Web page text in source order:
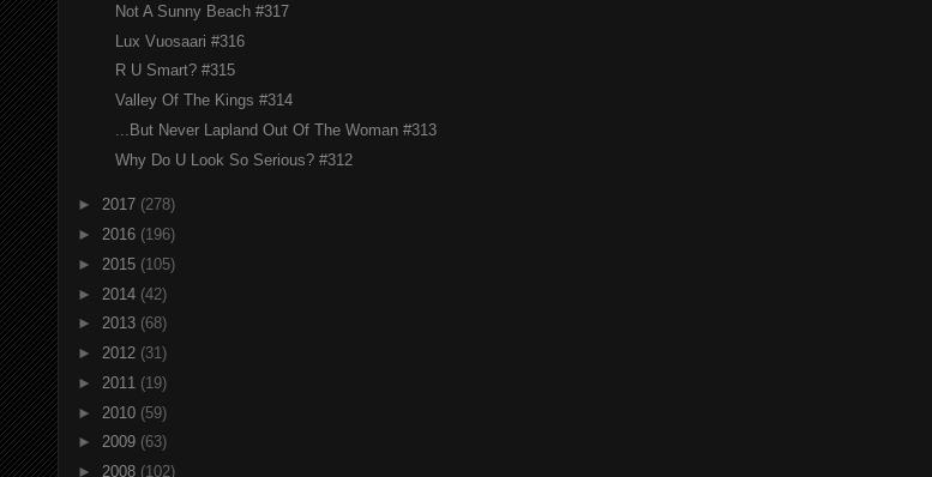
Not A Sunny Beach #317
Lux Vuosaari #316
R U Smart? #315
Valley Of The Kings #314
...But Never Lapland Out Of The Woman #313
Why Do U Look So Serious? #312
► 2017 (278)
► 2016 (196)
► 2015 (105)
► 2014 (42)
► 2013 (68)
► 2012 (31)
► 2011 (19)
► 2010 (59)
► 2009 (63)
► 2008 (102)